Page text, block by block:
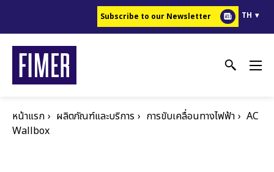
เนื้อหา
Subscribe to our Newsletter TH
หน้าแรก ผลิตภัณฑ์และบริการ การขับเคลื่อนทางไฟฟ้า
AC
Wallbox